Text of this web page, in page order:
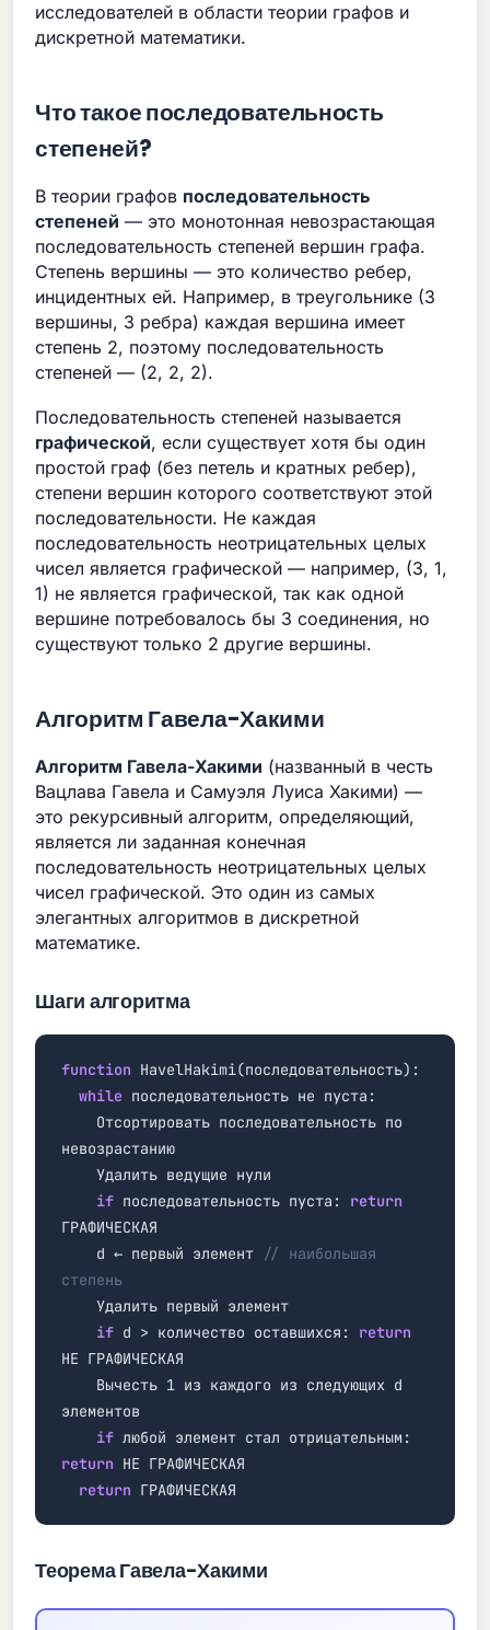
исследователей в области теории графов и
дискретной математики.
Что такое последовательность
степеней?
В теории графов последовательность
степеней — это монотонная невозрастающая
последовательность степеней вершин графа.
Степень вершины — это количество ребер,
инцидентных ей. Например, в треугольнике (3
вершины, 3 ребра) каждая вершина имеет
степень 2, поэтому последовательность
степеней — (2, 2, 2).
Последовательность степеней называется
графической, если существует хотя бы один
простой граф (без петель и кратных ребер),
степени вершин которого соответствуют этой
последовательности. Не каждая
последовательность неотрицательных целых
чисел является графической — например, (3, 1,
1) не является графической, так как одной
вершине потребовалось бы 3 соединения, но
существуют только 2 другие вершины.
Алгоритм Гавела-Хакими
Алгоритм Гавела-Хакими (названный в честь
Вацлава Гавела и Самуэля Луиса Хакими) —
это рекурсивный алгоритм, определяющий,
является ли заданная конечная
последовательность неотрицательных целых
чисел графической. Это один из самых
элегантных алгоритмов в дискретной
математике.
Шаги алгоритма
function HavelHakimi(последовательность):
while последовательность не пуста:
Отсортировать последовательность по
невозрастанию
Удалить ведущие нули
if последовательность пуста: return
ГРАФИЧЕСКАЯ
d ← первый элемент // наибольшая
степень
Удалить первый элемент
if d > количество оставшихся: return
НЕ ГРАФИЧЕСКАЯ
Вычесть 1 из каждого из следующих d
элементов
if любой элемент стал отрицательным:
return НЕ ГРАФИЧЕСКАЯ
return ГРАФИЧЕСКАЯ
Теорема Гавела-Хакими